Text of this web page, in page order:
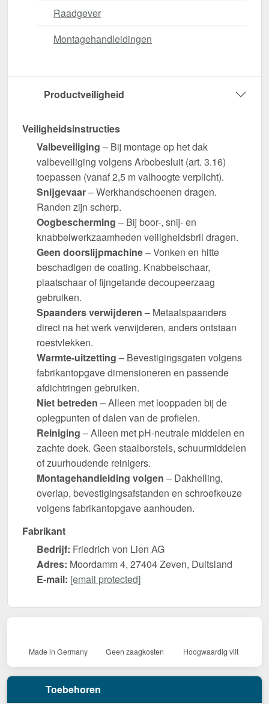
Raadgever
Montagehandleidingen
Productveiligheid
Veiligheidsinstructies
Valbeveiliging – Bij montage op het dak
valbeveiliging volgens Arbobesluit (art. 3.16)
toepassen (vanaf 2,5 m valhoogte verplicht).
Snijgevaar– Werkhandschoenen dragen.
Randen zijn scherp.
Oogbescherming – Bij boor-, snij- en
knabbelwerkzaamheden veiligheidsbril dragen.
Geen doorslijpmachine– Vonken en hitte
beschadigen de coating. Knabbelschaar,
plaatschaar of fijngetande decoupeerzaag
gebruiken.
Spaanders verwijderen – Metaalspaanders
direct na het werk verwijderen, anders ontstaan
roestvlekken.
Warmte-uitzetting – Bevestigingsgaten volgens
fabrikantopgave dimensioneren en passende
afdichtringen gebruiken.
Niet betreden – Alleen met looppaden bij de
oplegpunten of dalen van de profielen.
Reiniging – Alleen met pH-neutrale middelen en
zachte doek. Geen staalborstels, schuurmiddelen
of zuurhoudende reinigers.
Montagehandleiding volgen – Dakhelling,
overlap, bevestigingsafstanden en schroefkeuze
volgens fabrikantopgave aanhouden.
Fabrikant
Bedrijf: Friedrich von Lien AG
Adres: Moordamm 4, 27404 Zeven, Duitsland
E-mail: [email protected]
Made in Germany Geen zaagkosten Hoogwaardig vilt
Toebehoren